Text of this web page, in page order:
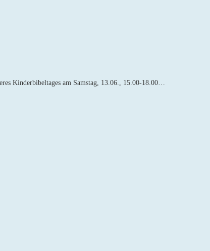
Kinderbibeltages am Samstag, 13.06., 15.00-18.00…